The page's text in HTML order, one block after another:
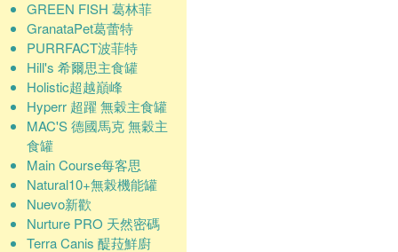
GREEN FISH 葛林菲
GranataPet葛蕾特
PURRFACT波菲特
Hill's 希爾思主食罐
Holistic超越巔峰
Hyperr 超躍 無穀主食罐
MAC'S 德國馬克 無穀主
食罐
Main Course每客思
Natural10+無榖機能罐
Nuevo新歡
Nurture PRO 天然密碼
Terra Canis 醍菈鮮廚